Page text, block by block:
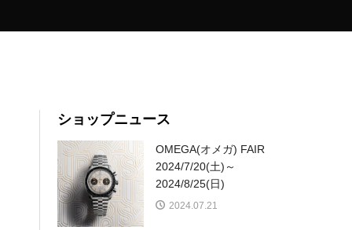
ショップニュース
OMEGA(オメガ) FAIR
2024/7/20(土)～
2024/8/25(日)
2024.07.21